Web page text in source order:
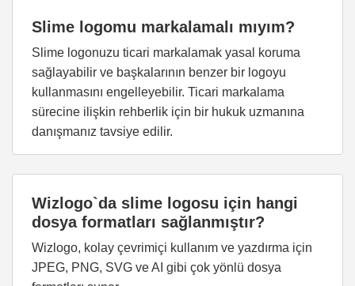
Slime logomu markalamalı mıyım?
Slime logonuzu ticari markalamak yasal koruma
sağlayabilir ve başkalarının benzer bir logoyu
kullanmasını engelleyebilir. Ticari markalama
sürecine ilişkin rehberlik için bir hukuk uzmanına
danışmanız tavsiye edilir.
Wizlogo`da slime logosu için hangi
dosya formatları sağlanmıştır?
Wizlogo, kolay çevrimiçi kullanım ve yazdırma için
JPEG, PNG, SVG ve AI gibi çok yönlü dosya